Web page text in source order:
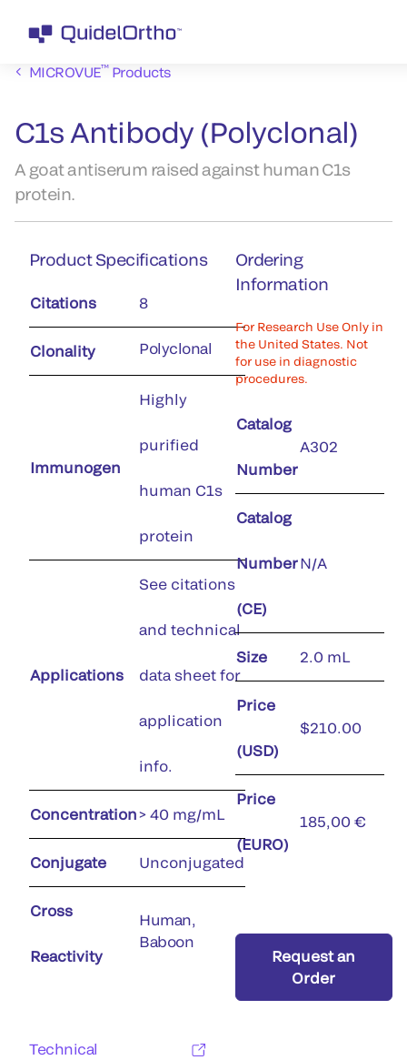
MICROVUE™Products
C1s Antibody (Polyclonal)
A goat antiserum raised against human C1s
protein.
Product Specifications
Citations 8
Clonality Polyclonal
Immunogen
Highly
purified
human C1s
protein
Applications
See citations
and technical
data sheet for
application
info.
Concentration> 40 mg/mL
Conjugate Unconjugated
Cross
Reactivity
Human,
Baboon
Technical
Ordering
Information
For Research Use Only in
the United States. Not
for use in diagnostic
procedures.
Catalog
Number
A302
Catalog
Number
(CE)
N/A
Size 2.0 mL
Price
(USD)
$210.00
Price
(EURO)
185,00 €
Request an
Order